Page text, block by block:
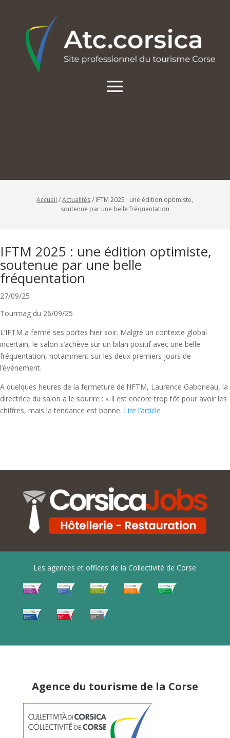
Accueil /Actualités/ IFTM 2025 : une édition optimiste,
soutenue par une belle fréquentation
IFTM 2025 : une édition optimiste,
soutenue par une belle
fréquentation
27/09/25
Tourmag du 26/09/25
L’IFTM a fermé ses portes hier soir. Malgré un contexte global
incertain, le salon s’achève sur un bilan positif avec une belle
fréquentation, notamment sur les deux premiers jours de
l’évènement.
A quelques heures de la fermeture de l’IFTM, Laurence Gaborieau, la
directrice du salon a le sourire : « Il est encore trop tôt pour avoir les
chiffres, mais la tendance est bonne. Lire l’article
Les agences et offices de la Collectivité de Corse
Agence du tourisme de la Corse